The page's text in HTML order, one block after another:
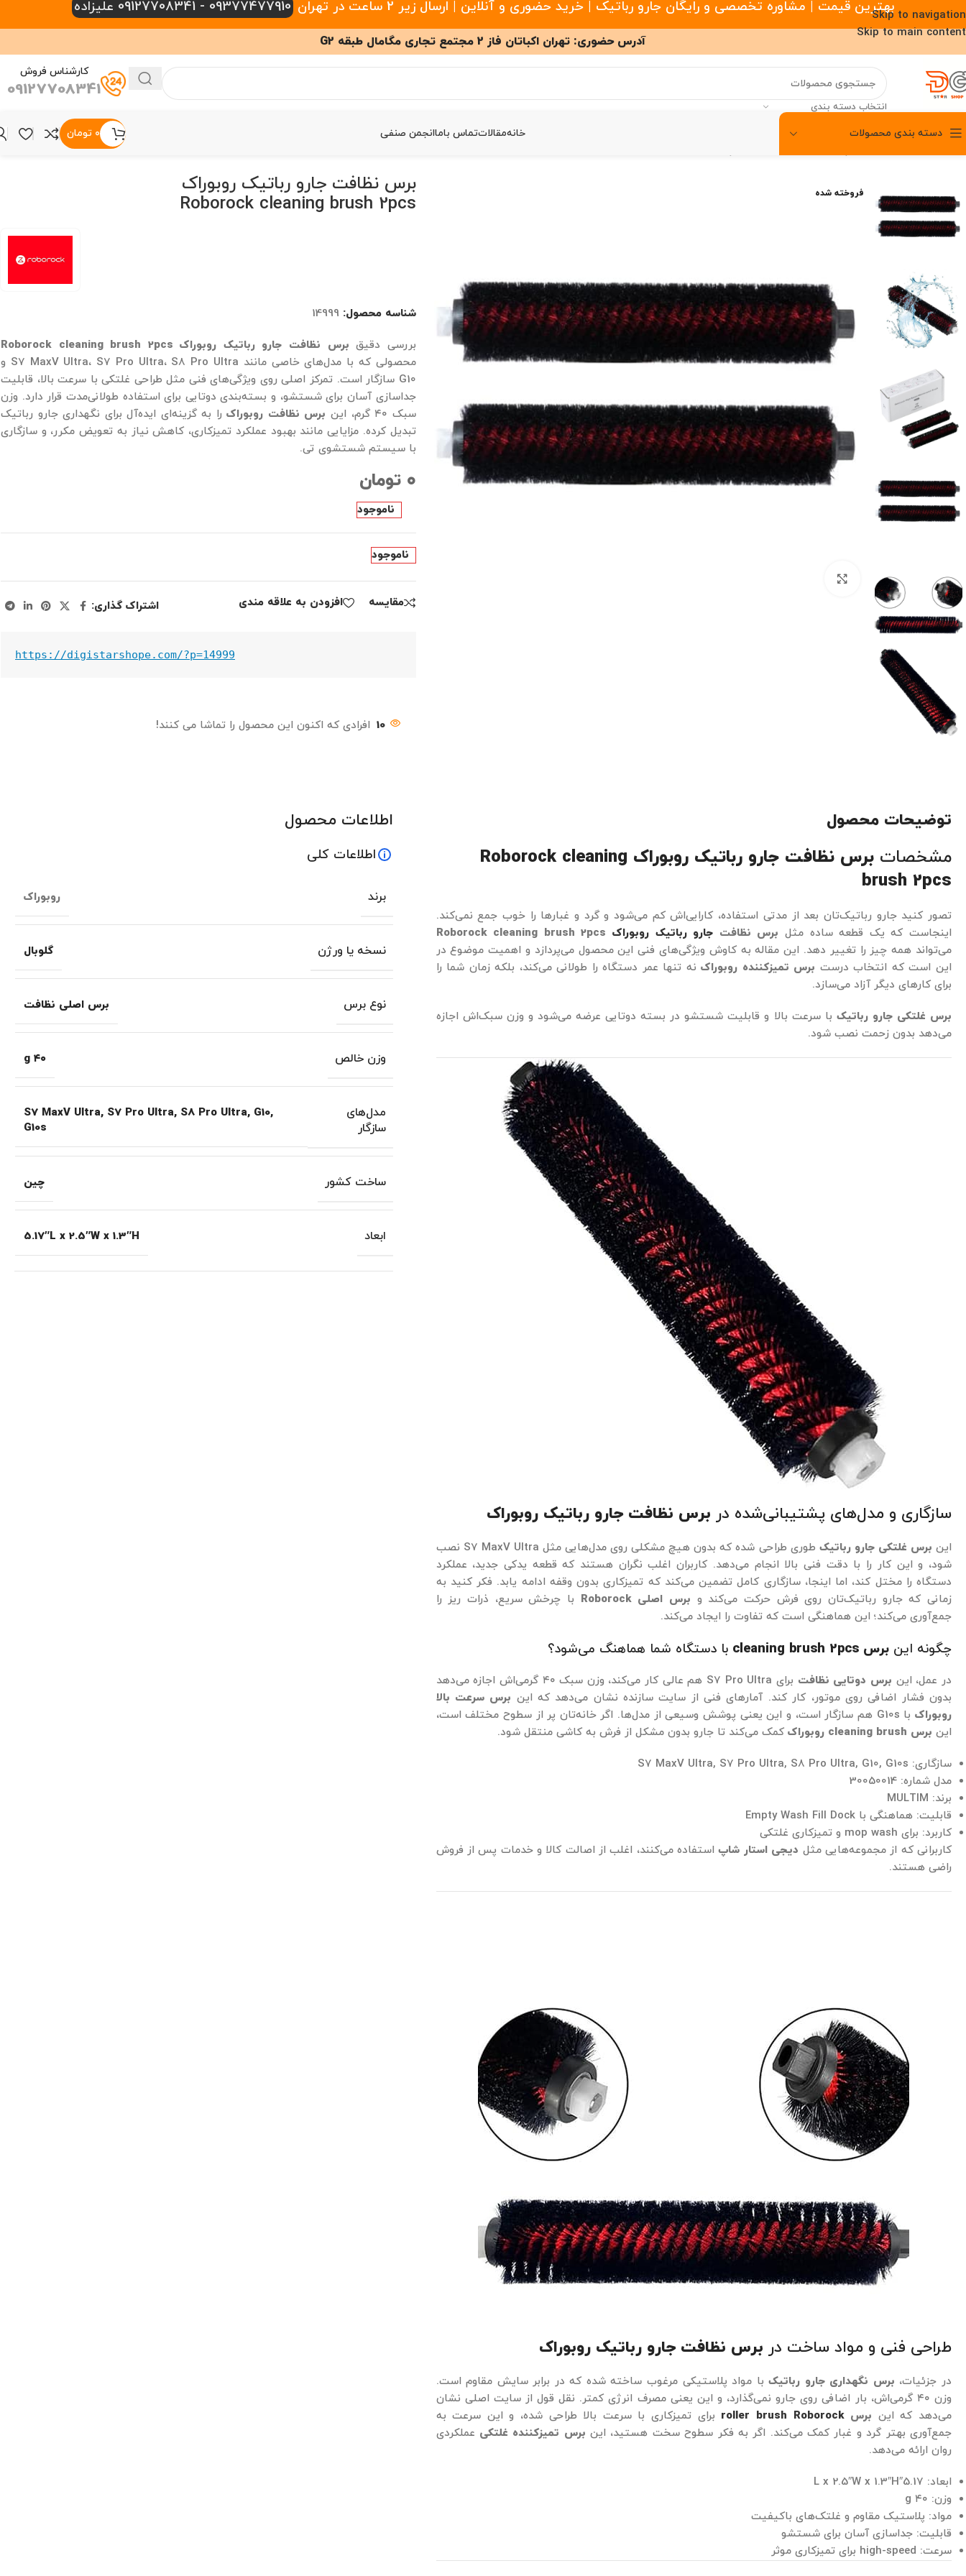
Skip to navigation
Skip to main content
بهترین قیمت | مشاوره تخصصی و رایگان جارو رباتیک | خرید حضوری و آنلاین | ارسال زیر 2 ساعت در تهران 09377477910 - 09127708341 علیزاده
آدرس حضوری: تهران اکباتان فاز 2 مجتمع تجاری مگامال طبقه G2
انتخاب دسته بندی
کارشناس فروش
09127708341
دسته بندی محصولات خانهمقالاتتماس باماانجمن صنفی ۰ تومان
فروخته شده
برس نظافت جارو رباتیک روبوراک
Roborock cleaning brush 2pcs
شناسه محصول: 14999
بررسی دقیق برس نظافت جارو رباتیک روبوراک Roborock cleaning brush 2pcs
محصولی که با مدل‌های خاصی مانند S7 MaxV Ultra، S7 Pro Ultra، S8 Pro Ultra و
G10 سازگار است. تمرکز اصلی روی ویژگی‌های فنی مثل طراحی غلتکی با سرعت بالا، قابلیت
جداسازی آسان برای شستشو، و بسته‌بندی دوتایی برای استفاده طولانی‌مدت قرار دارد. وزن
سبک ۴۰ گرم، این
برس نظافت روبوراکرا به گزینه‌ای ایده‌آل برای نگهداری جارو رباتیک
تبدیل کرده. مزایایی مانند بهبود عملکرد تمیزکاری، کاهش نیاز به تعویض مکرر، و سازگاری
با سیستم شستشوی تی.
۰ تومان
ناموجود
ناموجود
مقايسه افزودن به علاقه مندی اشتراک گذاری:
https://digistarshope.com/?p=14999
10 افرادی که اکنون این محصول را تماشا می کنند!
توضیحات محصول
مشخصات
برس نظافت جارو رباتیک روبوراک Roborock cleaning
brush 2pcs
تصور کنید جارو رباتیک‌تان بعد از مدتی استفاده، کارایی‌اش کم می‌شود و گرد و غبارها را خوب جمع نمی‌کند.
اینجاست که یک قطعه ساده مثل برس نظافت جارو رباتیک روبوراک
می‌تواند همه چیز را تغییر دهد. این مقاله به کاوش ویژگی‌های فنی این محصول می‌پردازد و اهمیت موضوع در
این است که انتخاب درست برس تمیزکننده روبوراکنه تنها عمر دستگاه را طولانی می‌کند، بلکه زمان شما را
برای کارهای دیگر آزاد می‌سازد.
برس غلتکی جارو رباتیک با سرعت بالا و قابلیت شستشو در بسته دوتایی عرضه می‌شود و وزن سبک‌اش اجازه
می‌دهد بدون زحمت نصب شود.
سازگاری و مدل‌های پشتیبانی‌شده در برس نظافت جارو رباتیک روبوراک
این برس غلتکی جارو رباتیک
طوری طراحی شده که بدون هیچ مشکلی روی مدل‌هایی مثل S7 MaxV Ultra نصب
شود، و این کار را با دقت فنی بالا انجام می‌دهد. کاربران اغلب نگران هستند که قطعه یدکی جدید، عملکرد
دستگاه را مختل کند، اما اینجا، سازگاری کامل تضمین می‌کند که تمیزکاری بدون وقفه ادامه یابد. فکر کنید به
زمانی که جارو رباتیک‌تان روی فرش حرکت می‌کند و برس اصلی Roborock
با چرخش سریع، ذرات ریز را
جمع‌آوری می‌کند؛ این هماهنگی است که تفاوت را ایجاد می‌کند.
چگونه این برس cleaning brush 2pcs با دستگاه شما هماهنگ می‌شود؟
در عمل، این برس دوتایی نظافت
برای S7 Pro Ultra هم عالی کار می‌کند، وزن سبک ۴۰ گرمی‌اش اجازه می‌دهد
بدون فشار اضافی روی موتور، کار کند. آمارهای فنی از سایت سازنده نشان می‌دهد که این برس سرعت بالا
روبوراک
با G10s هم سازگار است، و این یعنی پوشش وسیعی از مدل‌ها. اگر خانه‌تان پر از سطوح مختلف است،
این برس cleaning brush روبوراک کمک می‌کند تا جارو بدون مشکل از فرش به کاشی منتقل شود.
سازگاری: S7 MaxV Ultra, S7 Pro Ultra, S8 Pro Ultra, G10, G10s
مدل شماره: 30050014
برند: MULTIM
قابلیت: هماهنگی با Empty Wash Fill Dock
کاربرد: برای mop wash و تمیزکاری غلتکی
کاربرانی که از مجموعه‌هایی مثل دیجی استار شاپاستفاده می‌کنند، اغلب از اصالت کالا و خدمات پس از فروش
راضی هستند.
طراحی فنی و مواد ساخت در برس نظافت جارو رباتیک روبوراک
در جزئیات، برس نگهداری جارو رباتیکبا مواد پلاستیکی مرغوب ساخته شده که در برابر سایش مقاوم است.
وزن ۴۰ گرمی‌اش، بار اضافی روی جارو نمی‌گذارد، و این یعنی مصرف انرژی کمتر. نقل قول از سایت اصلی نشان
می‌دهد که این برسroller brush Roborock برای تمیزکاری با سرعت بالا طراحی شده، و این سرعت به
جمع‌آوری بهتر گرد و غبار کمک می‌کند. اگر به فکر سطوح سخت هستید، این برس تمیزکننده غلتکی عملکردی
روان ارائه می‌دهد.
ابعاد: 5.17″L x 2.5″W x 1.3″H
وزن: ۴۰ g
مواد: پلاستیک مقاوم و غلتک‌های باکیفیت
قابلیت: جداسازی آسان برای شستشو
سرعت: high-speed برای تمیزکاری موثر
اطلاعات محصول
اطلاعات کلی
برند روبوراک
نسخه یا ورژن گلوبال
نوع برس برس اصلی نظافت
وزن خالص ۴۰ g
مدل‌های
سازگار
S7 MaxV Ultra, S7 Pro Ultra, S8 Pro Ultra, G10,
G10s
ساخت کشور چین
ابعاد 5.17″L x 2.5″W x 1.3″H